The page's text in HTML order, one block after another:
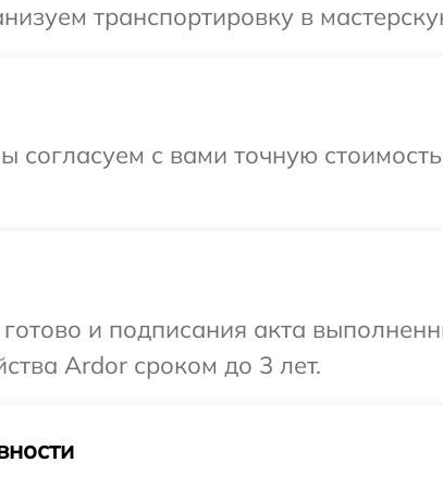
транспортировку в
согласуем с вами точную
готово и подписания акта
Ardor сроком до 3 лет.